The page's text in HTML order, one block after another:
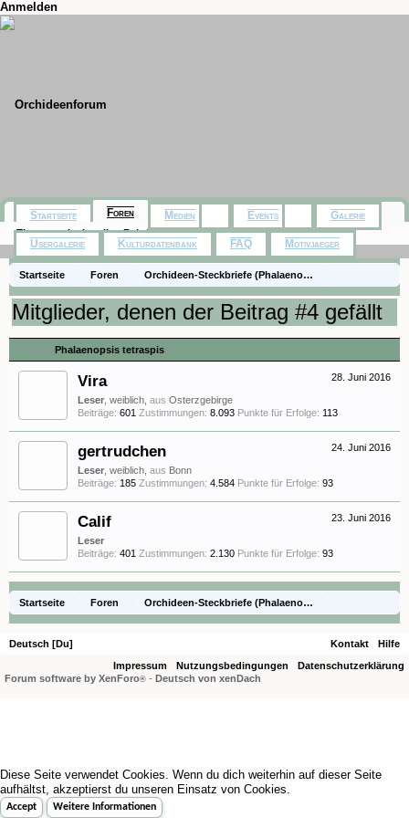
Anmelden
Startseite Foren
Orchideen-Steckbriefe (Phalaenopsis Naturformen
Steckbriefe - Phalaenopsis Naturformen Phalaenopsis tetraspis
Mitglieder, denen der Beitrag #4 gefällt
Thema: Phalaenopsis tetraspis
28. Juni 2016
Vira
Leser , weiblich, aus Osterzgebirge
Beiträge: 601 Zustimmungen: 8.093 Punkte für Erfolge: 113
24. Juni 2016
gertrudchen
Leser , weiblich, aus Bonn
Beiträge: 185 Zustimmungen: 4.584 Punkte für Erfolge: 93
23. Juni 2016
Calif
Leser
Beiträge: 401 Zustimmungen: 2.130 Punkte für Erfolge: 93
Startseite Foren
Orchideen-Steckbriefe (Phalaenopsis Naturformen
Steckbriefe - Phalaenopsis Naturformen Phalaenopsis tetraspis
Startseite Foren
Themen mit aktuellen Beiträgen
Medien Events Galerie
Usergalerie Kulturdatenbank FAQ Motivjaeger
Deutsch [Du] Kontakt
Hilfe
Impressum
Nutzungsbedingungen
Datenschutzerklärung
Forum software by XenForo® - Deutsch von xenDach
Diese Seite verwendet Cookies. Wenn du dich weiterhin auf dieser Seite
aufhältst, akzeptierst du unseren Einsatz von Cookies.
Accept Weitere Informationen